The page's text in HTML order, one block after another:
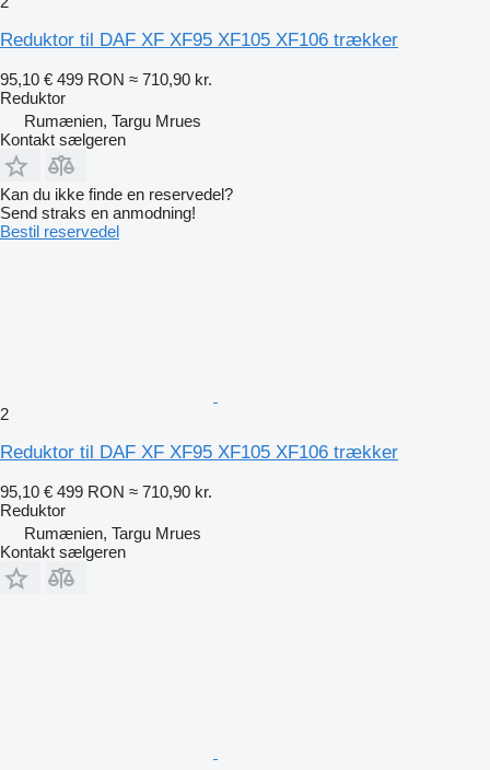
Reduktor til DAF XF XF95 XF105 XF106 trækker
95,10 € 499 RON ≈ 710,90 kr.
Reduktor
Rumænien, Targu Mrues
Kontakt sælgeren
Kan du ikke finde en reservedel?
Send straks en anmodning!
Bestil reservedel
2
Reduktor til DAF XF XF95 XF105 XF106 trækker
95,10 € 499 RON ≈ 710,90 kr.
Reduktor
Rumænien, Targu Mrues
Kontakt sælgeren